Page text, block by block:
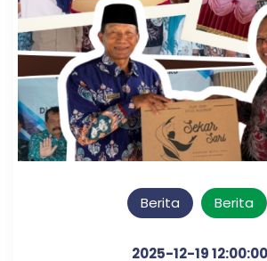
Berita Berita
2025-12-19 12:00:00